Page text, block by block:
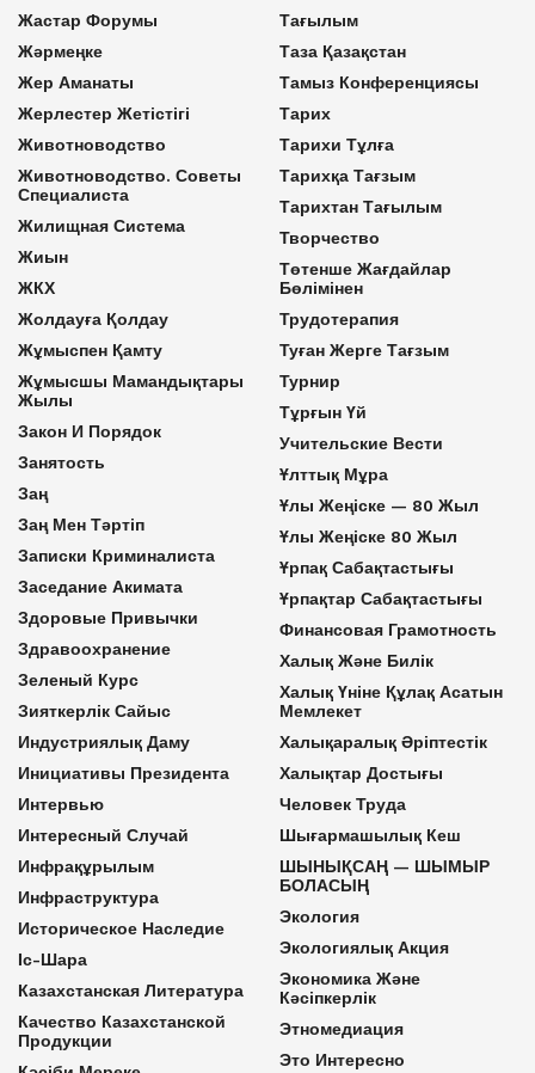
Жастар Форумы
Жәрмеңке
Жер Аманаты
Жерлестер Жетістігі
Животноводство
Животноводство. Советы
Специалиста
Жилищная Система
Жиын
ЖКХ
Жолдауға Қолдау
Жұмыспен Қамту
Жұмысшы Мамандықтары
Жылы
Закон И Порядок
Занятость
Заң
Заң Мен Тәртіп
Записки Криминалиста
Заседание Акимата
Здоровые Привычки
Здравоохранение
Зеленый Курс
Зияткерлік Сайыс
Индустриялық Даму
Инициативы Президента
Интервью
Интересный Случай
Инфрақұрылым
Инфраструктура
Историческое Наследие
Іс-Шара
Казахстанская Литература
Качество Казахстанской
Продукции
Тағылым
Таза Қазақстан
Тамыз Конференциясы
Тарих
Тарихи Тұлға
Тарихқа Тағзым
Тарихтан Тағылым
Творчество
Төтенше Жағдайлар
Бөлімінен
Трудотерапия
Туған Жерге Тағзым
Турнир
Тұрғын Үй
Учительские Вести
Ұлттық Мұра
Ұлы Жеңіске — 80 Жыл
Ұлы Жеңіске 80 Жыл
Ұрпақ Сабақтастығы
Ұрпақтар Сабақтастығы
Финансовая Грамотность
Халық Және Билік
Халық Үніне Құлақ Асатын
Мемлекет
Халықаралық Әріптестік
Халықтар Достығы
Человек Труда
Шығармашылық Кеш
ШЫНЫҚСАҢ — ШЫМЫР
БОЛАСЫҢ
Экология
Экологиялық Акция
Экономика Және
Кәсіпкерлік
Этномедиация
Это Интересно